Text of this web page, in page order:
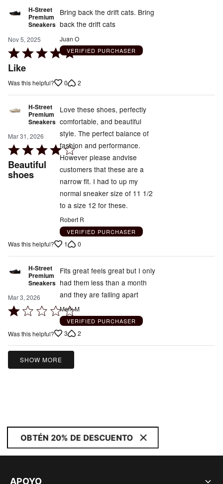
H-Street
Premium
Sneakers
Nov 5, 2025
Rated
5
of
Like
Bring back the drift cats. Bring
back the drift cats
Juan O
VERIFIED PURCHASER
Was this helpful? 0 2
H-Street
Premium
Sneakers
Mar 31, 2026
Rated
4
out
Beautiful
shoes
Love these shoes, perfectly
comfortable, and beautiful
style. The perfect balance of
fashion and performance.
However please andvise
customers that these are a
narrow fit. I had to up my
normal sneaker size of 11 1/2
to a size 12 for these.
Robert R
VERIFIED PURCHASER
Was this helpful? 1 0
H-Street
Premium
Sneakers
Mar 3, 2026
Rated
out
of
Fits great feels great but I only
had them less than a month
and they are falling apart
Mark M
VERIFIED PURCHASER
Was this helpful? 3 2
SHOW MORE
OBTÉN 20% DE DESCUENTO
APOYO